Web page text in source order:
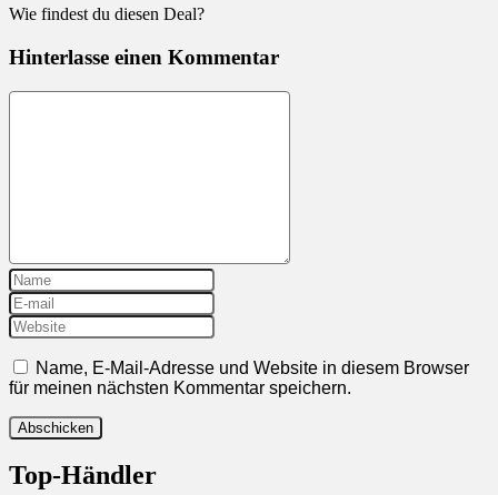
Wie findest du diesen Deal?
Hinterlasse einen Kommentar
Name, E-Mail-Adresse und Website in diesem Browser
für meinen nächsten Kommentar speichern.
Top-Händler